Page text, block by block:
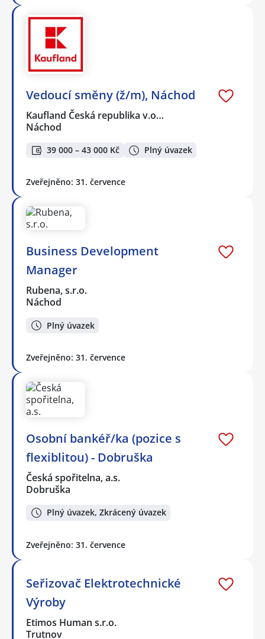
Vedoucí směny (ž/m), Náchod
Kaufland Česká republika v.o…
Náchod
39 000 – 43 000 Kč Plný úvazek
Zveřejněno: 31. července
Business Development
Manager
Rubena, s.r.o.
Náchod
Plný úvazek
Zveřejněno: 31. července
Osobní bankéř/ka (pozice s
flexiblitou) - Dobruška
Česká spořitelna, a.s.
Dobruška
Plný úvazek, Zkrácený úvazek
Zveřejněno: 31. července
Seřizovač Elektrotechnické
Výroby
Etimos Human s.r.o.
Trutnov